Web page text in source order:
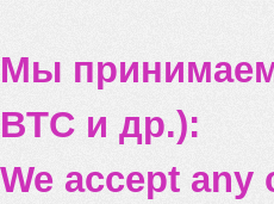
Мы
BTC и др.):
We accept any